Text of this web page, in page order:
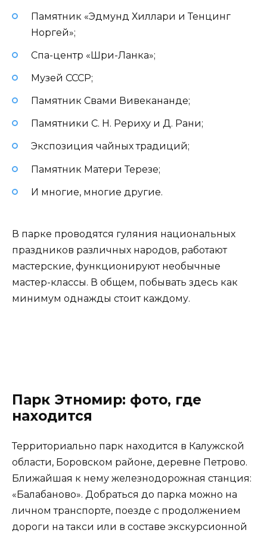
Памятник «Эдмунд Хиллари и Тенцинг
Норгей»;
Спа-центр «Шри-Ланка»;
Музей СССР;
Памятник Свами Вивекананде;
Памятники С. Н. Рериху и Д. Рани;
Экспозиция чайных традиций;
Памятник Матери Терезе;
И многие, многие другие.
В парке проводятся гуляния национальных
праздников различных народов, работают
мастерские, функционируют необычные
мастер-классы. В общем, побывать здесь как
минимум однажды стоит каждому.
Парк Этномир: фото, где
находится
Территориально парк находится в Калужской
области, Боровском районе, деревне Петрово.
Ближайшая к нему железнодорожная станция:
«Балабаново». Добраться до парка можно на
личном транспорте, поезде с продолжением
дороги на такси или в составе экскурсионной